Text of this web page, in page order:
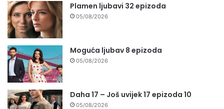
Plamen ljubavi 32 epizoda
05/08/2026
Moguća ljubav 8 epizoda
05/08/2026
Daha 17 – Još uvijek 17 epizoda 10
05/08/2026